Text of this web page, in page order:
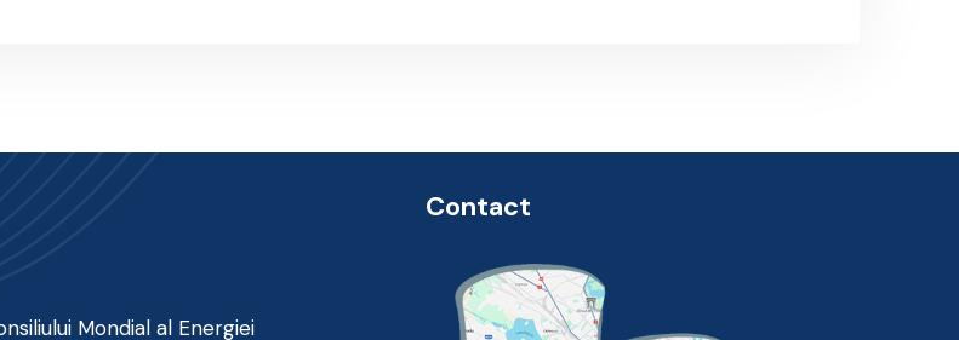
Mondial al Energiei
Contact